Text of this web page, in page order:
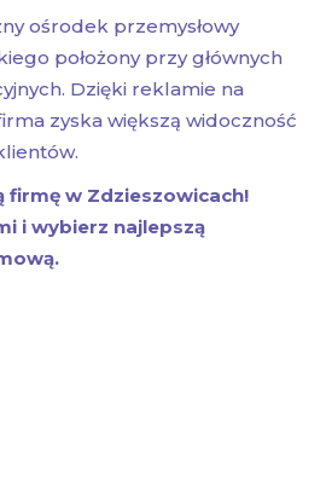
ośrodek przemysłowy
położony przy głównych
Dzięki reklamie na
zyska większą widoczność
firmę w Zdzieszowicach!
i wybierz najlepszą